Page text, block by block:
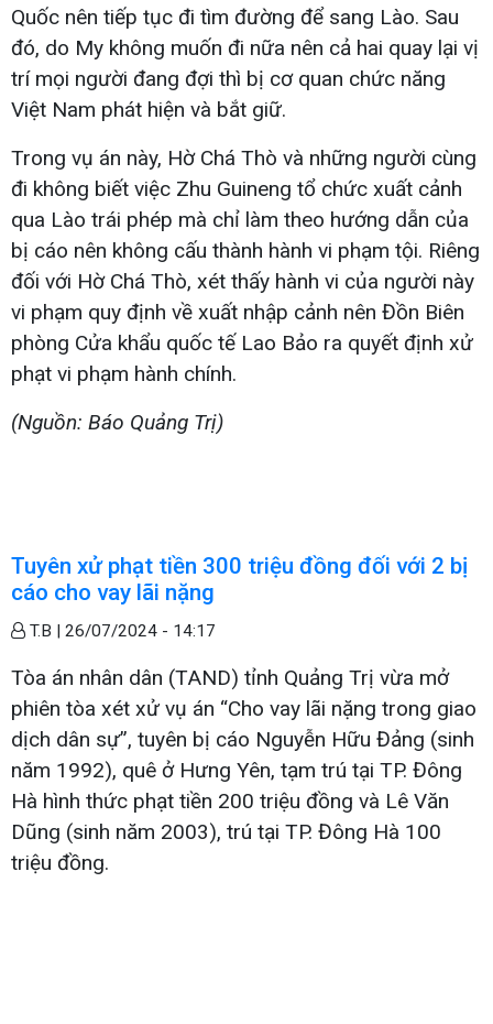
Quốc nên tiếp tục đi tìm đường để sang Lào. Sau
đó, do My không muốn đi nữa nên cả hai quay lại vị
trí mọi người đang đợi thì bị cơ quan chức năng
Việt Nam phát hiện và bắt giữ.
Trong vụ án này, Hờ Chá Thò và những người cùng
đi không biết việc Zhu Guineng tổ chức xuất cảnh
qua Lào trái phép mà chỉ làm theo hướng dẫn của
bị cáo nên không cấu thành hành vi phạm tội. Riêng
đối với Hờ Chá Thò, xét thấy hành vi của người này
vi phạm quy định về xuất nhập cảnh nên Đồn Biên
phòng Cửa khẩu quốc tế Lao Bảo ra quyết định xử
phạt vi phạm hành chính.
(Nguồn: Báo Quảng Trị)
Tuyên xử phạt tiền 300 triệu đồng đối với 2 bị
cáo cho vay lãi nặng
T.B | 26/07/2024 - 14:17
Tòa án nhân dân (TAND) tỉnh Quảng Trị vừa mở
phiên tòa xét xử vụ án “Cho vay lãi nặng trong giao
dịch dân sự”, tuyên bị cáo Nguyễn Hữu Đảng (sinh
năm 1992), quê ở Hưng Yên, tạm trú tại TP. Đông
Hà hình thức phạt tiền 200 triệu đồng và Lê Văn
Dũng (sinh năm 2003), trú tại TP. Đông Hà 100
triệu đồng.